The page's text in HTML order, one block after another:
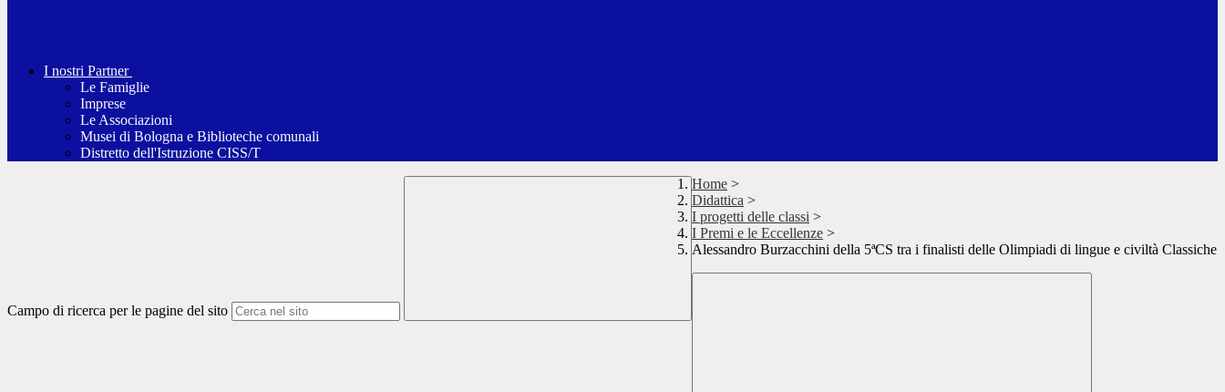
I nostri Partner
Le Famiglie
Imprese
Le Associazioni
Musei di Bologna e Biblioteche comunali
Distretto dell'Istruzione CISS/T
Campo di ricerca per le pagine del sito
Home >
Didattica >
I progetti delle classi >
I Premi e le Eccellenze >
Alessandro Burzacchini della 5ªCS tra i finalisti delle Olimpiadi di lingue e civiltà Classiche